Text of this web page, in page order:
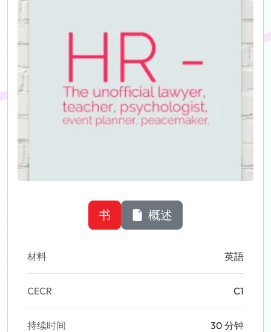
书 概述
材料 英語
CECR C1
持续时间 30 分钟